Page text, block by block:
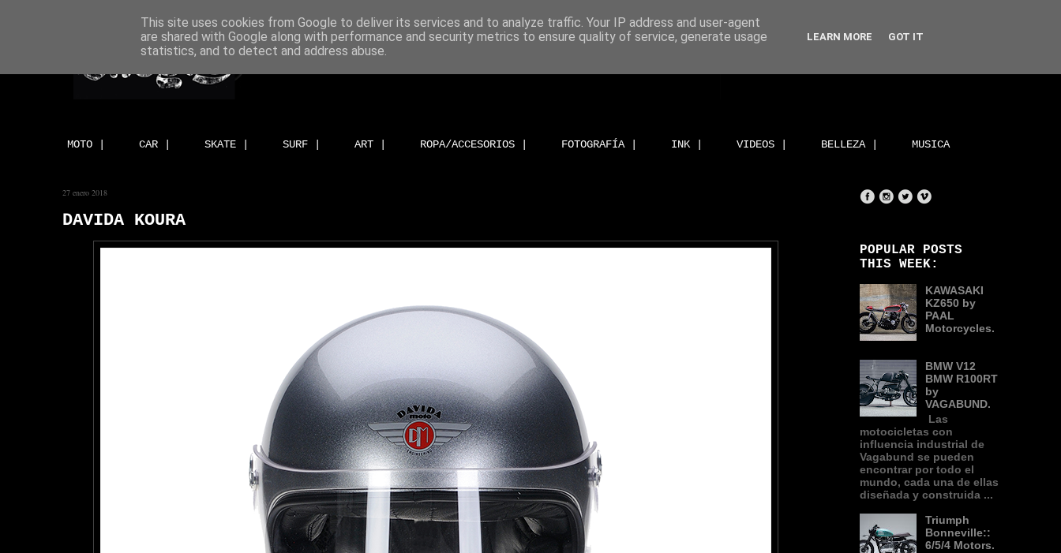
MOTO | CAR | SKATE | SURF | ART | ROPA/ACCESORIOS | FOTOGRAFÍA | INK | VIDEOS | BELLEZA | MUSICA
27 enero 2018
DAVIDA KOURA
POPULAR POSTS
THIS WEEK:
KAWASAKI
KZ650 by
PAAL
Motorcycles.
BMW V12
BMW R100RT
by
VAGABUND.
Las
motocicletas con
influencia industrial de
Vagabund se pueden
encontrar por todo el
mundo, cada una de ellas
diseñada y construida ...
Triumph
Bonneville::
6/5/4 Motors.
This site uses cookies from Google to deliver its services and to analyze traffic. Your IP address and user-agent
are shared with Google along with performance and security metrics to ensure quality of service, generate usage
statistics, and to detect and address abuse.
LEARN MORE GOT IT